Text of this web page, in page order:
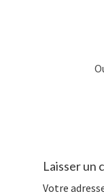
Laisser un
Votre